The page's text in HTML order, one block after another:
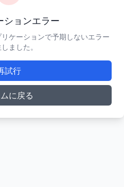
ションエラー
ケーションで予期しないエラー
ました。
試行
に戻る